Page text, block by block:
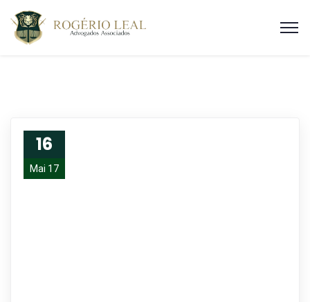
16
Mai 17